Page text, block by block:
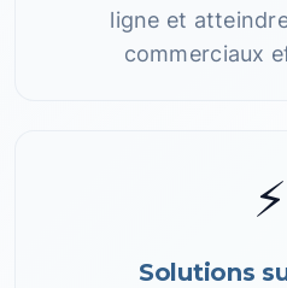
ligne et
commerciaux
⚡
Solutions